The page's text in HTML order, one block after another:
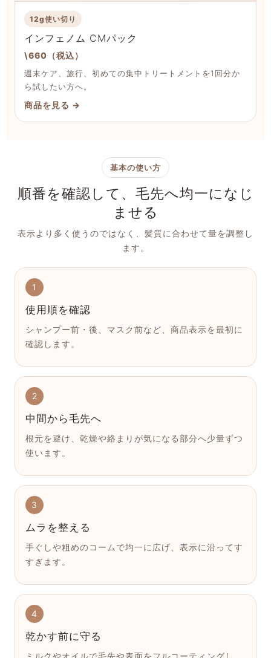
12g使い切り
インフェノム CMパック
\660（税込）
週末ケア、旅行、初めての集中トリートメントを1回分か
ら試したい方へ。
商品を見る →
基本の使い方
順番を確認して、毛先へ均一になじ
ませる
表示より多く使うのではなく、髪質に合わせて量を調整し
ます。
1
使用順を確認
シャンプー前・後、マスク前など、商品表示を最初に
確認します。
2
中間から毛先へ
根元を避け、乾燥や絡まりが気になる部分へ少量ずつ
使います。
3
ムラを整える
手ぐしや粗めのコームで均一に広げ、表示に沿ってす
すぎます。
4
乾かす前に守る